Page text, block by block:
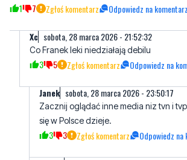
Co Franek leki niedziałają debilu
Janek sobota, 28 marca 2026 - 23:50:17
Zacznij oglądać inne media niz tvn i
3 3 Zgłoś komentarz Odpowiedz na
Wiktor niedziela, 29 marca 2026 - 12:36:52
Kolejny debil tuska! Nie działają